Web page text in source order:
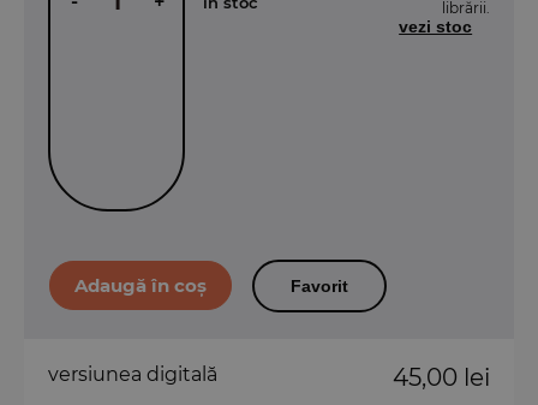
librării.
vezi stoc
Favorit
versiunea digitală 45,00 lei